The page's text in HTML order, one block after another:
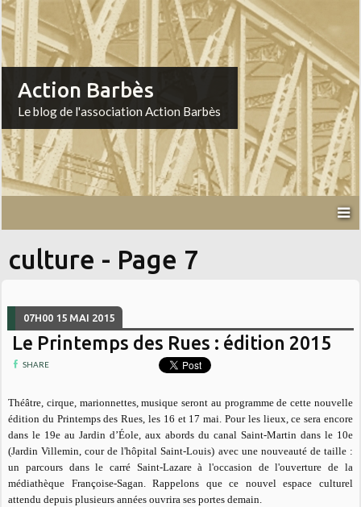
Action Barbès
Le blog de l'association Action Barbès
culture - Page 7
07H00 15 MAI 2015
Le Printemps des Rues : édition 2015
SHARE
Théâtre, cirque, marionnettes, musique seront au programme de cette nouvelle
édition du Printemps des Rues, les 16 et 17 mai. Pour les lieux, ce sera encore
dans le 19e au Jardin d’Éole, aux abords du canal Saint-Martin dans le 10e
(Jardin Villemin, cour de l'hôpital Saint-Louis) avec une nouveauté de taille :
un parcours dans le carré Saint-Lazare à l'occasion de l'ouverture de la
médiathèque Françoise-Sagan. Rappelons que ce nouvel espace culturel
attendu depuis plusieurs années ouvrira ses portes demain.